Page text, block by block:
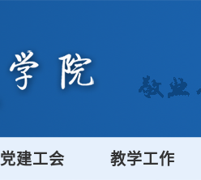
党建工会 教学工作